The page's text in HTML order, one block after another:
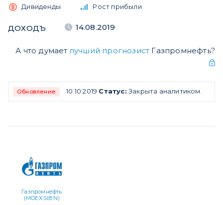
Дивиденды Рост прибыли
ДОХОДЪ 14.08.2019
А что думает лучший прогнозист Газпромнефть?
Обновление 10.10.2019 Статус: Закрыта аналитиком.
Газпромнефть
(MOEX:SIBN)